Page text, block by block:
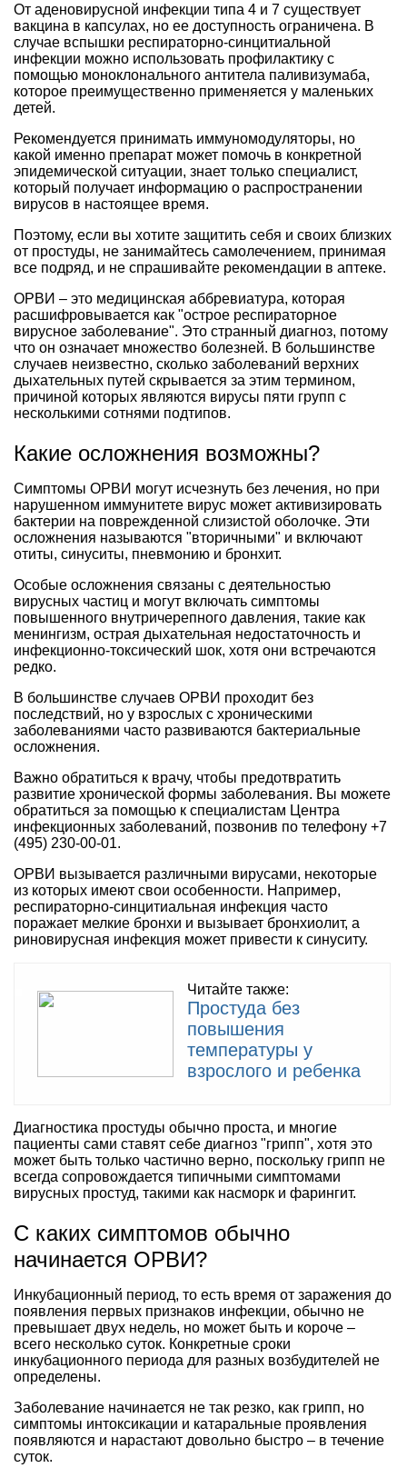
От аденовирусной инфекции типа 4 и 7 существует
вакцина в капсулах, но ее доступность ограничена. В
случае вспышки респираторно-синцитиальной
инфекции можно использовать профилактику с
помощью моноклонального антитела паливизумаба,
которое преимущественно применяется у маленьких
детей.
Рекомендуется принимать иммуномодуляторы, но
какой именно препарат может помочь в конкретной
эпидемической ситуации, знает только специалист,
который получает информацию о распространении
вирусов в настоящее время.
Поэтому, если вы хотите защитить себя и своих близких
от простуды, не занимайтесь самолечением, принимая
все подряд, и не спрашивайте рекомендации в аптеке.
ОРВИ – это медицинская аббревиатура, которая
расшифровывается как "острое респираторное
вирусное заболевание". Это странный диагноз, потому
что он означает множество болезней. В большинстве
случаев неизвестно, сколько заболеваний верхних
дыхательных путей скрывается за этим термином,
причиной которых являются вирусы пяти групп с
несколькими сотнями подтипов.
Какие осложнения возможны?
Симптомы ОРВИ могут исчезнуть без лечения, но при
нарушенном иммунитете вирус может активизировать
бактерии на поврежденной слизистой оболочке. Эти
осложнения называются "вторичными" и включают
отиты, синуситы, пневмонию и бронхит.
Особые осложнения связаны с деятельностью
вирусных частиц и могут включать симптомы
повышенного внутричерепного давления, такие как
менингизм, острая дыхательная недостаточность и
инфекционно-токсический шок, хотя они встречаются
редко.
В большинстве случаев ОРВИ проходит без
последствий, но у взрослых с хроническими
заболеваниями часто развиваются бактериальные
осложнения.
Важно обратиться к врачу, чтобы предотвратить
развитие хронической формы заболевания. Вы можете
обратиться за помощью к специалистам Центра
инфекционных заболеваний, позвонив по телефону +7
(495) 230-00-01.
ОРВИ вызывается различными вирусами, некоторые
из которых имеют свои особенности. Например,
респираторно-синцитиальная инфекция часто
поражает мелкие бронхи и вызывает бронхиолит, а
риновирусная инфекция может привести к синуситу.
Читайте также:
Простуда без
повышения
температуры у
взрослого и ребенка
Диагностика простуды обычно проста, и многие
пациенты сами ставят себе диагноз "грипп", хотя это
может быть только частично верно, поскольку грипп не
всегда сопровождается типичными симптомами
вирусных простуд, такими как насморк и фарингит.
С каких симптомов обычно
начинается ОРВИ?
Инкубационный период, то есть время от заражения до
появления первых признаков инфекции, обычно не
превышает двух недель, но может быть и короче –
всего несколько суток. Конкретные сроки
инкубационного периода для разных возбудителей не
определены.
Заболевание начинается не так резко, как грипп, но
симптомы интоксикации и катаральные проявления
появляются и нарастают довольно быстро – в течение
суток.